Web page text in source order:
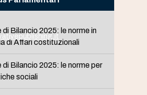
di Bilancio 2025: le norme in
di Affari costituzionali
Bilancio 2025: le norme per
sociali